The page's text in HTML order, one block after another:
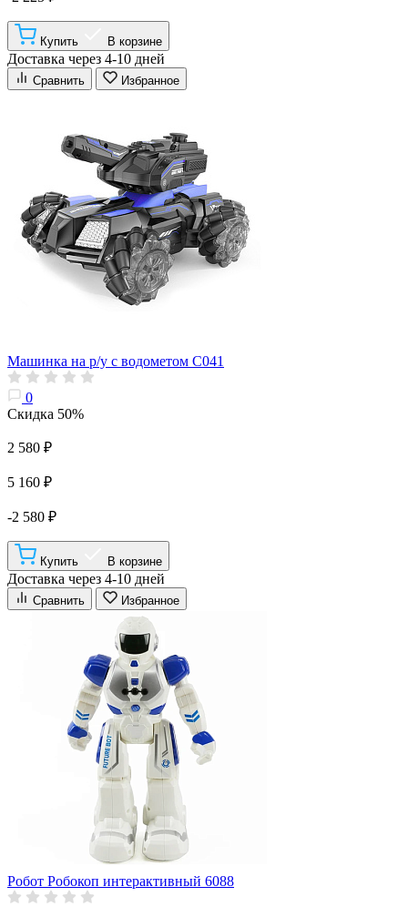
Купить В корзине
Доставка через 4-10 дней
Сравнить Избранное
Машинка на р/у с водометом C041
0
Скидка 50%
2 580 ₽
5 160 ₽
-2 580 ₽
Купить В корзине
Доставка через 4-10 дней
Сравнить Избранное
Робот Робокоп интерактивный 6088